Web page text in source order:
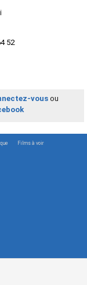
52
vousou
Films à voir